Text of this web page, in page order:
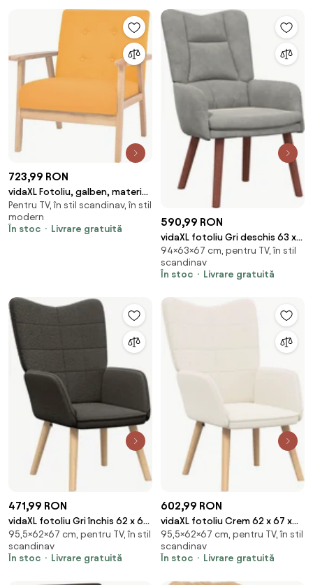
723,99 RON
vidaXL Fotoliu, galben, material
textil
Pentru TV, în stil scandinav, în stil
modern
În stoc
Livrare gratuită
590,99 RON
vidaXL fotoliu Gri deschis 63 x
67 x 94 cm Catifea
94×63×67 cm, pentru TV, în stil
scandinav
În stoc
Livrare gratuită
471,99 RON
vidaXL fotoliu Gri închis 62 x 67
x 95,5 cm Țesătura Sherpa
95,5×62×67 cm, pentru TV, în stil
scandinav
În stoc
Livrare gratuită
602,99 RON
vidaXL fotoliu Crem 62 x 67 x
95,5 cm Țesătura Sherpa
95,5×62×67 cm, pentru TV, în stil
scandinav
În stoc
Livrare gratuită